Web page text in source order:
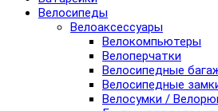
Велосипеды
Велоаксессуары
Велокомпьютеры
Велоперчатки
Велосипедные
Велосипедные
Велосумки /